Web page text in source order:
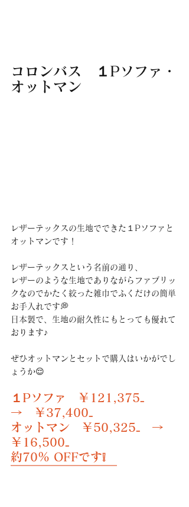
コロンバス　１Pソファ・
オットマン
レザーテックスの生地でできた１Pソファと
オットマンです！
レザーテックスという名前の通り、
レザーのような生地でありながらファブリッ
クなのでかたく絞った雑巾でふくだけの簡単
お手入れです💭
日本製で、生地の耐久性にもとっても優れて
おります♪
ぜひオットマンとセットで購入はいかがでし
ょうか😌
１Pソファ　￥121,375₋
→　￥37,400₋
オットマン　￥50,325₋　→
￥16,500₋
約70％ OFFです❕